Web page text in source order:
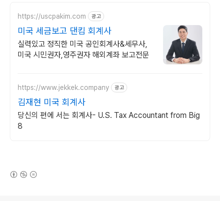
https://uscpakim.com 광고
미국 세금보고 댄킴 회계사
실력있고 정직한 미국 공인회계사&세무사,
미국 시민권자,영주권자 해외계좌 보고전문
https://www.jekkek.company 광고
김재현 미국 회계사
당신의 편에 서는 회계사- U.S. Tax Accountant from Big
8